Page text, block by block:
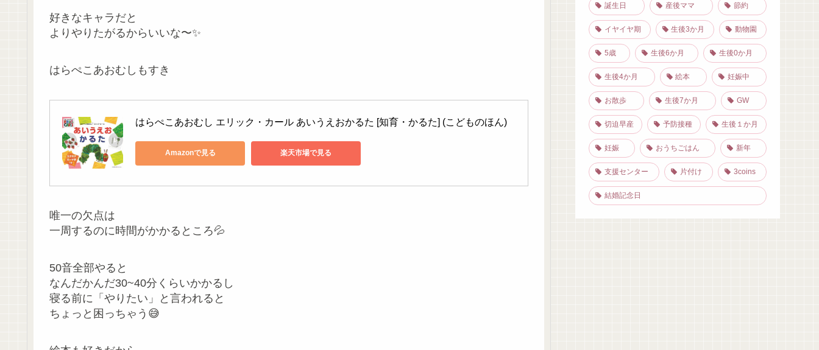
好きなキャラだと
よりやりたがるからいいな〜✨
はらぺこあおむしもすき
はらぺこあおむし エリック・カール あいうえおかるた [知育・かるた] (こどものほん)
Amazonで見る 楽天市場で見る
唯一の欠点は
一周するのに時間がかかるところ💦
50音全部やると
なんだかんだ30~40分くらいかかるし
寝る前に「やりたい」と言われると
ちょっと困っちゃう😅
誕生日 産後ママ 節約
イヤイヤ期 生後3か月 動物園
5歳 生後6か月 生後0か月
生後4か月 絵本 妊娠中
お散歩 生後7か月 GW
切迫早産 予防接種 生後１か月
妊娠 おうちごはん 新年
支援センター 片付け 3coins
結婚記念日